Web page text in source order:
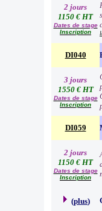
2 jours
1150 € HT
Dates de stage
Inscription
DI040
3 jours
1550 € HT
Dates de stage
Inscription
DI059
2 jours
1150 € HT
Dates de stage
Inscription
(plus)